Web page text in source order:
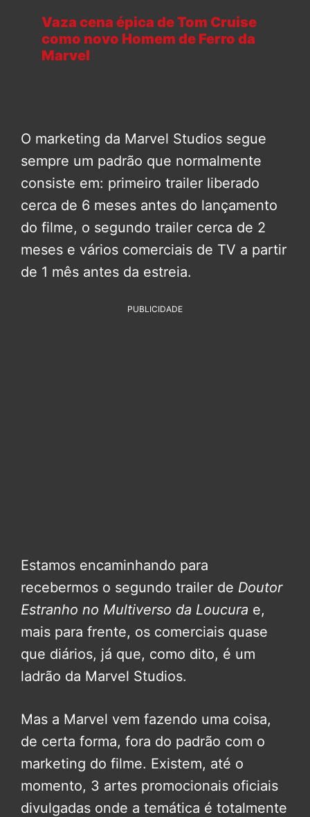
Vaza cena épica de Tom Cruise
como novo Homem de Ferro da
Marvel
O marketing da Marvel Studios segue
sempre um padrão que normalmente
consiste em: primeiro trailer liberado
cerca de 6 meses antes do lançamento
do filme, o segundo trailer cerca de 2
meses e vários comerciais de TV a partir
de 1 mês antes da estreia.
PUBLICIDADE
Estamos encaminhando para
recebermos o segundo trailer de Doutor
Estranho no Multiverso da Loucura e,
mais para frente, os comerciais quase
que diários, já que, como dito, é um
ladrão da Marvel Studios.
Mas a Marvel vem fazendo uma coisa,
de certa forma, fora do padrão com o
marketing do filme. Existem, até o
momento, 3 artes promocionais oficiais
divulgadas onde a temática é totalmente